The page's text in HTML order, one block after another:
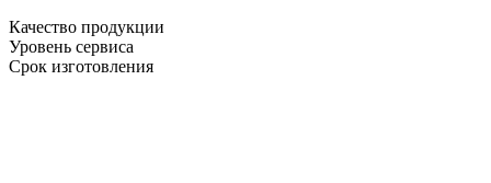
Качество продукции
Уровень сервиса
Срок изготовления